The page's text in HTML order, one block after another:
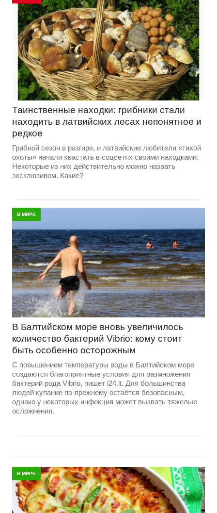
Таинственные находки: грибники стали
находить в латвийских лесах непонятное и
редкое
Грибной сезон в разгаре, и латвийские любители «тихой
охоты» начали хвастать в соцсетях своими находками.
Некоторые из них действительно можно назвать
эксклюзивом. Какие?
В МИРЕ
В Балтийском море вновь увеличилось
количество бактерий Vibrio: кому стоит
быть особенно осторожным
С повышением температуры воды в Балтийском море
создаются благоприятные условия для размножения
бактерий рода Vibrio, пишет l24.lt. Для большинства
людей купание по-прежнему остаётся безопасным,
однако у некоторых инфекция может вызвать тяжелые
осложнения.
В МИРЕ